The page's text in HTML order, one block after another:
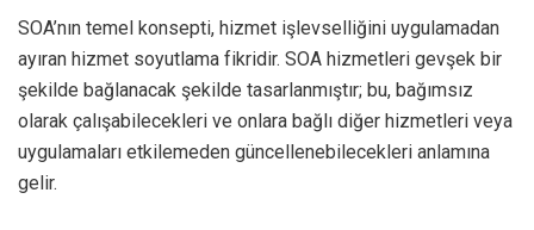
SOA’nın temel konsepti, hizmet işlevselliğini uygulamadan
ayıran hizmet soyutlama fikridir. SOA hizmetleri gevşek bir
şekilde bağlanacak şekilde tasarlanmıştır; bu, bağımsız
olarak çalışabilecekleri ve onlara bağlı diğer hizmetleri veya
uygulamaları etkilemeden güncellenebilecekleri anlamına
gelir.